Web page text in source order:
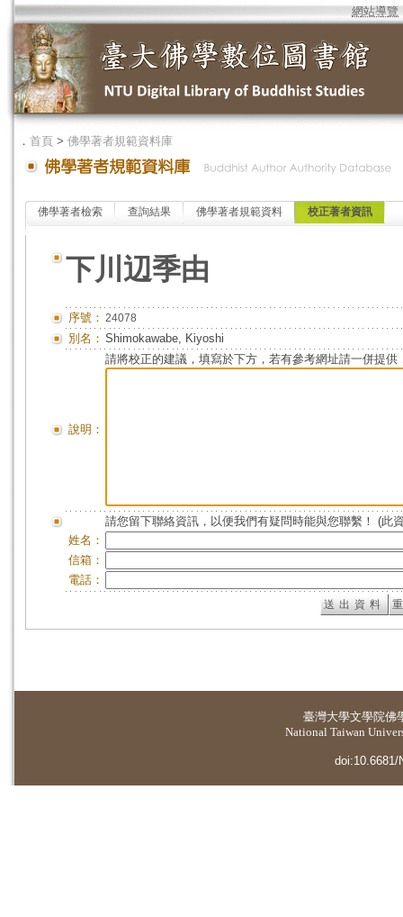
網站導覽
． 首頁 > 佛學著者規範資料庫
佛學著者檢索 查詢結果 佛學著者規範資料 校正著者資訊
下川辺季由
序號： 24078
別名： Shimokawabe, Kiyoshi
說明：
請將校正的建議，填寫於下方，若有參考網址請一併提供
請您留下聯絡資訊，以便我們有疑問時能與您聯繫！ (此
姓名：
信箱：
電話：
臺灣大學文學院佛
National Taiwan
doi:10.6681/